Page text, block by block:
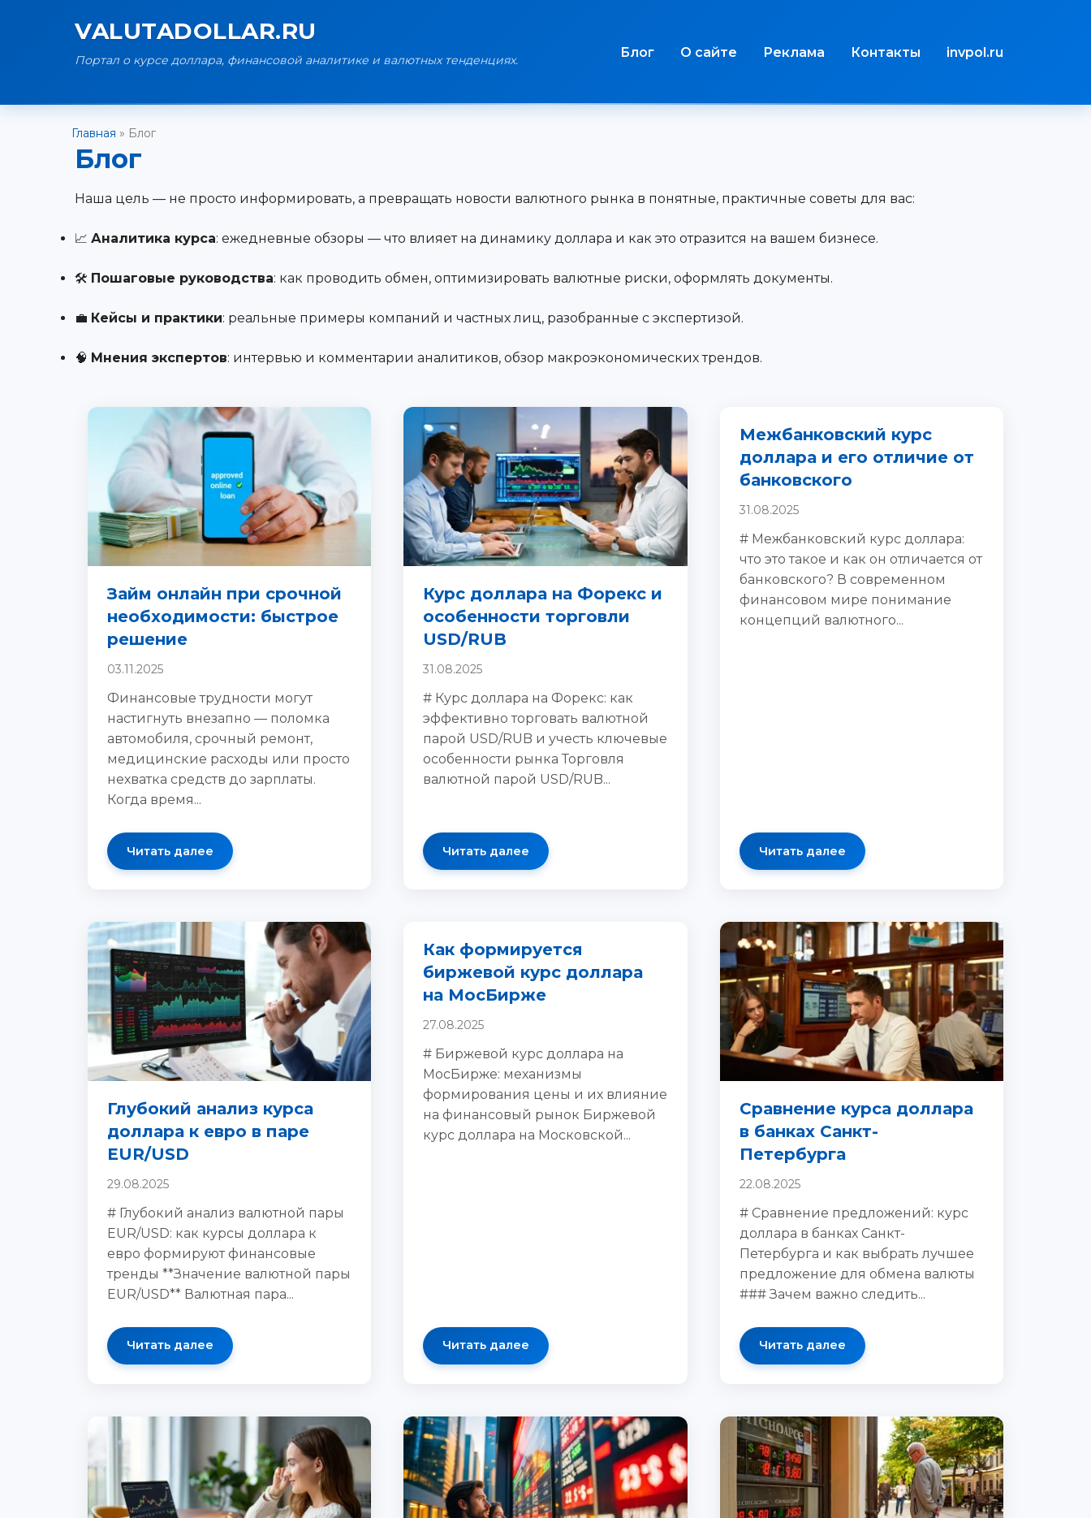
VALUTADOLLAR.RU
Портал о курсе доллара, финансовой аналитике и валютных тенденциях. Блог О сайте Реклама Контакты invpol.ru
Главная » Блог
Блог
Наша цель — не просто информировать, а превращать новости валютного рынка в понятные, практичные советы для вас:
📈 Аналитика курса: ежедневные обзоры — что влияет на динамику доллара и как это отразится на вашем бизнесе.
🛠 Пошаговые руководства: как проводить обмен, оптимизировать валютные риски, оформлять документы.
💼 Кейсы и практики: реальные примеры компаний и частных лиц, разобранные с экспертизой.
🧠 Мнения экспертов: интервью и комментарии аналитиков, обзор макроэкономических трендов.
Займ онлайн при срочной
необходимости: быстрое
решение
03.11.2025
Финансовые трудности могут
настигнуть внезапно — поломка
автомобиля, срочный ремонт,
медицинские расходы или просто
нехватка средств до зарплаты.
Когда время...
Читать далее
Курс доллара на Форекс и
особенности торговли
USD/RUB
31.08.2025
# Курс доллара на Форекс: как
эффективно торговать валютной
парой USD/RUB и учесть ключевые
особенности рынка Торговля
валютной парой USD/RUB...
Читать далее
Межбанковский курс
доллара и его отличие от
банковского
31.08.2025
# Межбанковский курс доллара:
что это такое и как он отличается от
банковского? В современном
финансовом мире понимание
концепций валютного...
Читать далее
Глубокий анализ курса
доллара к евро в паре
EUR/USD
29.08.2025
# Глубокий анализ валютной пары
EUR/USD: как курсы доллара к
евро формируют финансовые
тренды **Значение валютной пары
EUR/USD** Валютная пара...
Читать далее
Как формируется
биржевой курс доллара
на МосБирже
27.08.2025
# Биржевой курс доллара на
МосБирже: механизмы
формирования цены и их влияние
на финансовый рынок Биржевой
курс доллара на Московской...
Читать далее
Сравнение курса доллара
в банках Санкт-
Петербурга
22.08.2025
# Сравнение предложений: курс
доллара в банках Санкт-
Петербургa и как выбрать лучшее
предложение для обмена валюты
### Зачем важно следить...
Читать далее